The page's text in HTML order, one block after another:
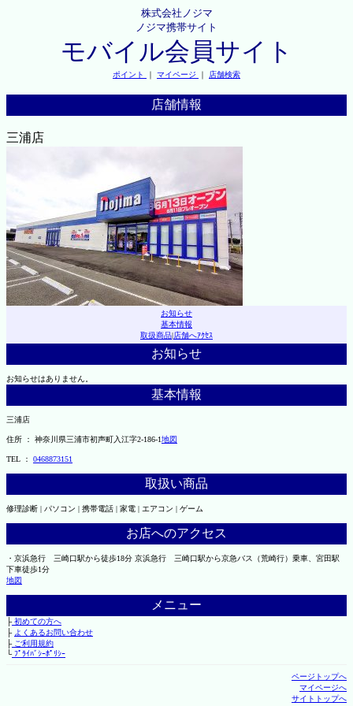
株式会社ノジマ
ノジマ携帯サイト
モバイル会員サイト
ポイント ｜ マイページ ｜ 店舗検索
店舗情報
三浦店
お知らせ
基本情報
取扱商品|店舗へｱｸｾｽ
お知らせ
お知らせはありません。
基本情報
三浦店
住所 ： 神奈川県三浦市初声町入江字2-186-1地図
TEL ： 0468873151
取扱い商品
修理診断 | パソコン | 携帯電話 | 家電 | エアコン | ゲーム
お店へのアクセス
・京浜急行 三崎口駅から徒歩18分 京浜急行 三崎口駅から京急バス（荒崎行）乗車、宮田駅
下車徒歩1分
地図
メニュー
├初めての方へ
├ よくあるお問い合わせ
├ご利用規約
└ﾌﾟﾗｲﾊﾞｼｰﾎﾟﾘｼｰ
ページトップへ
マイページへ
サイトトップへ